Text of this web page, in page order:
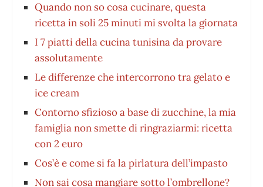
Quando non so cosa cucinare, questa
ricetta in soli 25 minuti mi svolta la giornata
I 7 piatti della cucina tunisina da provare
assolutamente
Le differenze che intercorrono tra gelato e
ice cream
Contorno sfizioso a base di zucchine, la mia
famiglia non smette di ringraziarmi: ricetta
con 2 euro
Cos’è e come si fa la pirlatura dell’impasto
Non sai cosa mangiare sotto l’ombrellone?